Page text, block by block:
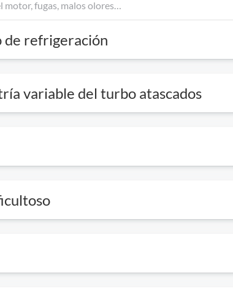
de refrigeración
variable del turbo atascados